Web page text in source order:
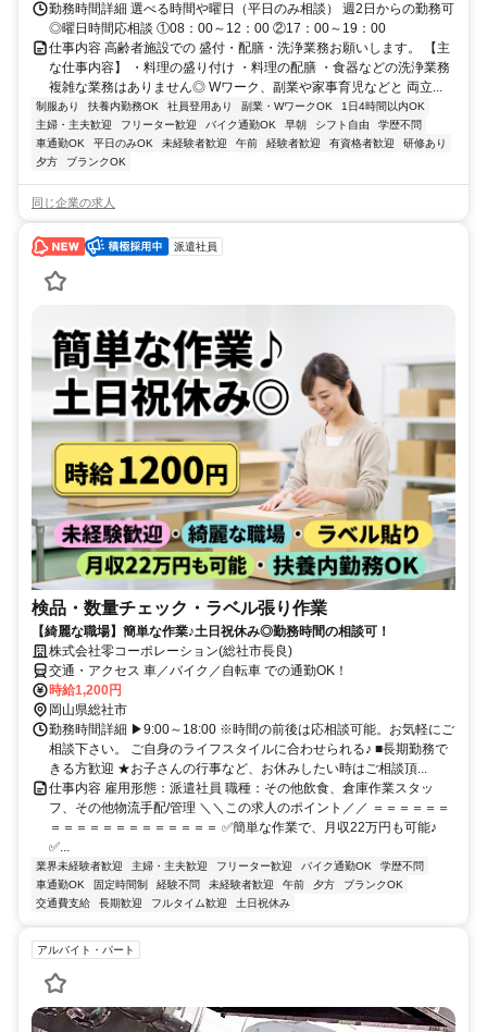
勤務時間詳細 選べる時間や曜日（平日のみ相談） 週2日からの勤務可
◎曜日時間応相談 ①08：00～12：00 ②17：00～19：00
仕事内容 高齢者施設での 盛付・配膳・洗浄業務お願いします。 【主
な仕事内容】 ・料理の盛り付け ・料理の配膳 ・食器などの洗浄業務
複雑な業務はありません◎ Wワーク、副業や家事育児などと 両立...
制服あり 扶養内勤務OK 社員登用あり 副業・WワークOK
1日4時間以内OK
主婦・主夫歓迎
フリーター歓迎 バイク通勤OK 早朝 シフト自由
学歴不問
車通勤OK
平日のみOK 未経験者歓迎 午前 経験者歓迎 有資格者歓迎
研修あり
夕方
ブランクOK
同じ企業の求人
派遣社員
検品・数量チェック・ラベル張り作業
【綺麗な職場】簡単な作業♪土日祝休み◎勤務時間の相談可！
株式会社零コーポレーション(総社市長良)
交通・アクセス 車／バイク／自転車 での通勤OK！
時給1,200円
岡山県総社市
勤務時間詳細 ▶9:00～18:00 ※時間の前後は応相談可能。お気軽にご
相談下さい。 ご自身のライフスタイルに合わせられる♪ ■長期勤務で
きる方歓迎 ★お子さんの行事など、お休みしたい時はご相談頂...
仕事内容 雇用形態：派遣社員 職種：その他飲食、倉庫作業スタッ
フ、その他物流手配/管理 ＼＼この求人のポイント／／ ＝＝＝＝＝＝
＝＝＝＝＝＝＝＝＝＝＝＝＝ ✅簡単な作業で、月収22万円も可能♪
✅...
業界未経験者歓迎 主婦・主夫歓迎 フリーター歓迎 バイク通勤OK
学歴不問
車通勤OK
固定時間制 経験不問 未経験者歓迎 午前 夕方
ブランクOK
交通費支給
長期歓迎 フルタイム歓迎 土日祝休み
アルバイト・パート